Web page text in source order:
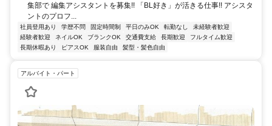
集部で 編集アシスタントを募集!! 「BL好き」が活きる仕事!! アシスタ
ントのプロフ...
社員登用あり 学歴不問 固定時間制 平日のみOK 転勤なし
未経験者歓迎
経験者歓迎
ネイルOK ブランクOK 交通費支給 長期歓迎
フルタイム歓迎
長期休暇あり
ピアスOK 服装自由 髪型・髪色自由
アルバイト・パート